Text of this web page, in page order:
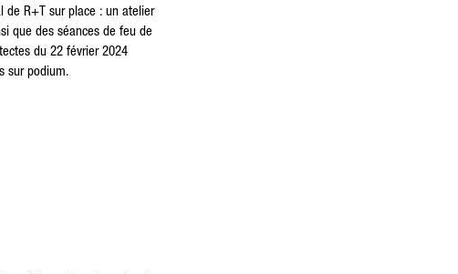
de R+T sur place : un atelier
que des séances de feu de
du 22 février 2024
sur podium.